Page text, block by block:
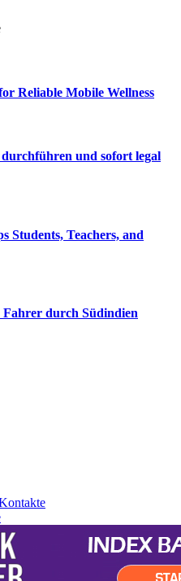
Reliable Mobile Wellness
und sofort legal
Students, Teachers, and
durch Südindien